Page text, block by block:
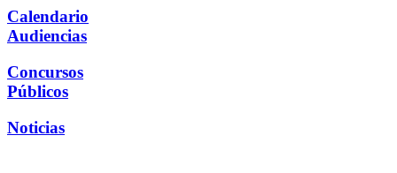
Calendario
Audiencias
Concursos
Públicos
Noticias